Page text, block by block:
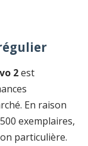
2est
En raison
exemplaires,
particulière.